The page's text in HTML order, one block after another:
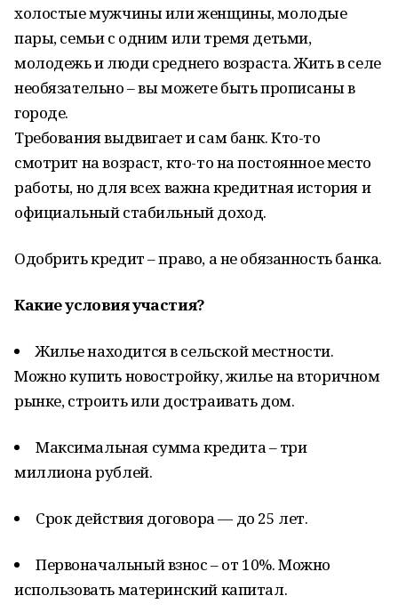
холостые мужчины или женщины, молодые
пары, семьи с одним или тремя детьми,
молодежь и люди среднего возраста. Жить в селе
необязательно – вы можете быть прописаны в
городе.
Требования выдвигает и сам банк. Кто-то
смотрит на возраст, кто-то на постоянное место
работы, но для всех важна кредитная история и
официальный стабильный доход.
Одобрить кредит – право, а не обязанность банка.
Какие условия участия?
Жилье находится в сельской местности.
Можно купить новостройку, жилье на вторичном
рынке, строить или достраивать дом.
Максимальная сумма кредита – три
миллиона рублей.
Срок действия договора — до 25 лет.
Первоначальный взнос – от 10%. Можно
использовать материнский капитал.